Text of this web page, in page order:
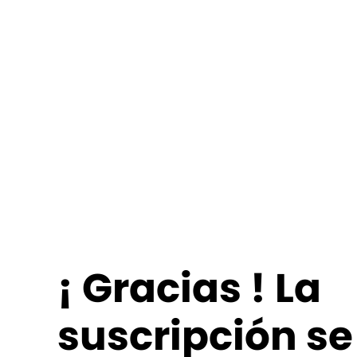
¡ Gracias ! La
suscripción